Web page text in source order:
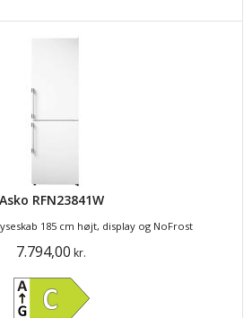
Asko RFN23841W
185 cm højt, display og NoFrost
7.794,00 kr.